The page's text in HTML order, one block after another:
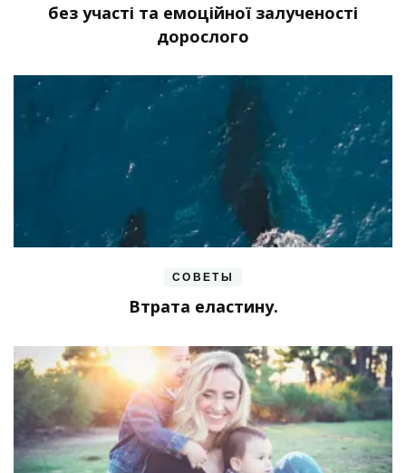
без участі та емоційної залученості
дорослого
СОВЕТЫ
Втрата еластину.